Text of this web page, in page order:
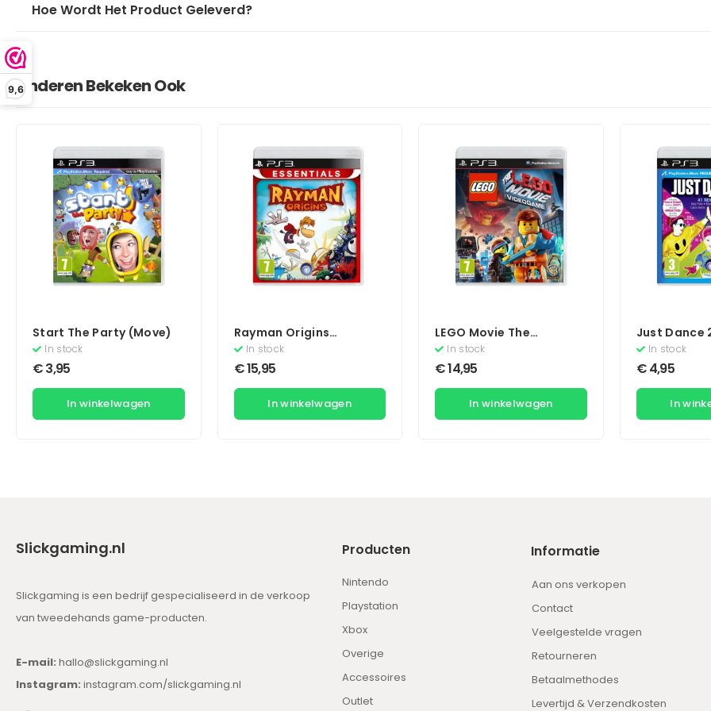
9,6
Hoe Wordt Het Product Geleverd?
Anderen Bekeken Ook
Start The Party (Move)
In stock
€3,95
In winkelwagen
Rayman Origins
(Essentials)
In stock
€15,95
In winkelwagen
LEGO Movie The
Videogame
In stock
€14,95
In winkelwagen
Just Dance
In stock
€4,95
In
Slickgaming.nl
Slickgaming is een bedrijf gespecialiseerd in de verkoop
van tweedehands game-producten.
E-mail: hallo@slickgaming.nl
Instagram: instagram.com/slickgaming.nl
Producten
Nintendo
Playstation
Xbox
Overige
Accessoires
Outlet
Informatie
Aan ons verkopen
Contact
Veelgestelde vragen
Retourneren
Betaalmethodes
Levertijd & Verzendkosten